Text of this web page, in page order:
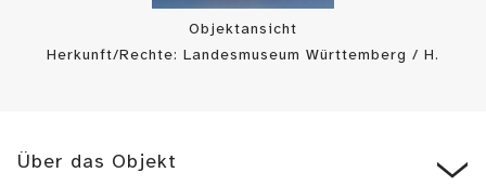
Objektansicht
Herkunft/Rechte: Landesmuseum Württemberg / H.
Über das Objekt